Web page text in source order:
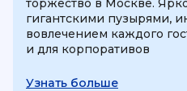
торжество в Москве.
гигантскими пузырями,
вовлечением каждого
и для корпоративов
Узнать больше